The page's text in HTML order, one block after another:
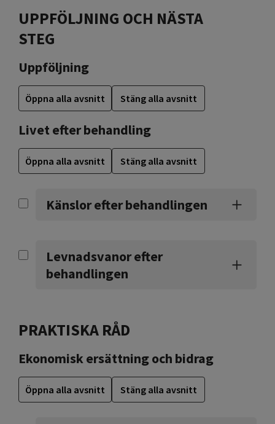
UPPFÖLJNING OCH NÄSTA
STEG
Uppföljning
Öppna alla avsnitt Stäng alla avsnitt
Livet efter behandling
Öppna alla avsnitt Stäng alla avsnitt
Känslor efter behandlingen
Levnadsvanor efter
behandlingen
PRAKTISKA RÅD
Ekonomisk ersättning och bidrag
Öppna alla avsnitt Stäng alla avsnitt